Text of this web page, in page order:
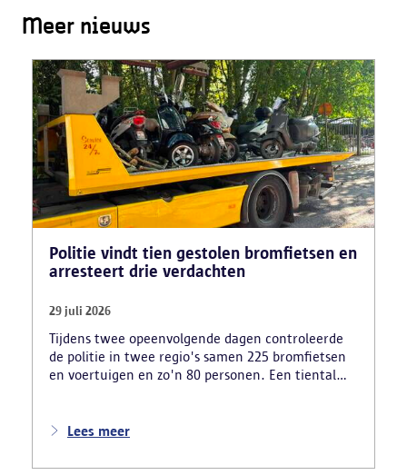
Meer nieuws
Politie vindt tien gestolen bromfietsen en
arresteert drie verdachten
29 juli 2026
Tijdens twee opeenvolgende dagen controleerde
de politie in twee regio's samen 225 bromfietsen
en voertuigen en zo'n 80 personen. Een tiental
beslag genomen. Daarnaast arresteerde de politie
motorblokken en inbrekersmateriaal gevonden.
Lees meer